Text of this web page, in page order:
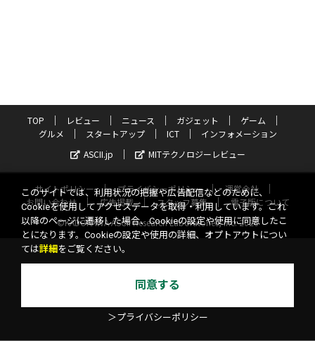
TOP レビュー ニュース ガジェット
ゲーム
グルメ
スタートアップ ICT
インフォメーション
ASCII.jp
MITテクノロジーレビュー
サイトポリシー プライバシーポリシー
運営会社
お問い合わせ
広告掲載 スタッフ募集
電子版について
©KADOKAWA ASCII Research Laboratories, Inc. 2026
このサイトでは、利用状況の把握や広告配信などのために、
Cookieを使用してアクセスデータを取得・利用しています。これ
以降のページに遷移した場合、Cookieの設定や使用に同意したこ
とになります。Cookieの設定や使用の詳細、オプトアウトについ
ては詳細 をご覧ください。
同意する
＞プライバシーポリシー